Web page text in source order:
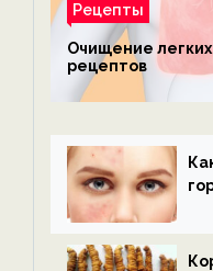
Рецепты
Очищение
рецептов